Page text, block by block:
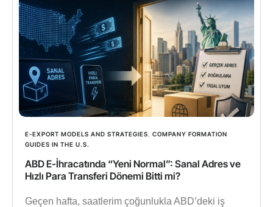
E-EXPORT MODELS AND STRATEGIES
COMPANY FORMATION
GUIDES IN THE U.S.
ABD E-İhracatında “Yeni Normal”: Sanal Adres ve
Hızlı Para Transferi Dönemi Bitti mi?
Geçen hafta, saatlerim çoğunlukla ABD’deki iş